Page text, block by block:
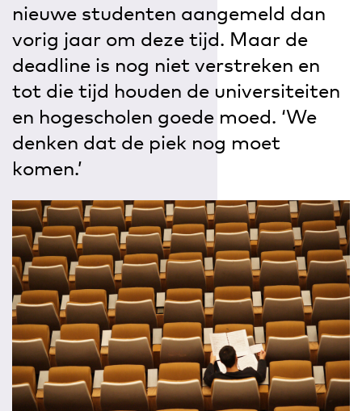
nieuwe studenten aangemeld dan
vorig jaar om deze tijd. Maar de
deadline is nog niet verstreken en
tot die tijd houden de universiteiten
en hogescholen goede moed. ‘We
denken dat de piek nog moet
komen.’